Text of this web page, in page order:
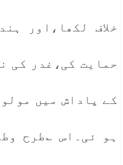
خلاف لکھا،اور
حمایت کی،غدر کی
کے پاداش میں
ہو ئی۔اس ؎طرح